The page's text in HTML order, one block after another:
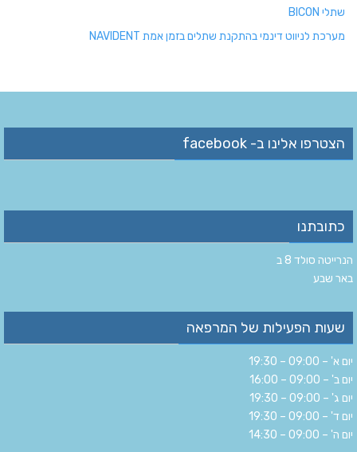
שתלי BICON
מערכת לניווט דינמי בהתקנת שתלים בזמן אמת NAVIDENT
הצטרפו אלינו ב- facebook
כתובתנו
הנרייטה סולד 8 ב‏
‏באר שבע‏
שעות הפעילות של המרפאה
יום א' – 09:00 – 19:30
יום ב' – 09:00 – 16:00
יום ג' – 09:00 – 19:30
יום ד' – 09:00 – 19:30
יום ה' – 09:00 – 14:30